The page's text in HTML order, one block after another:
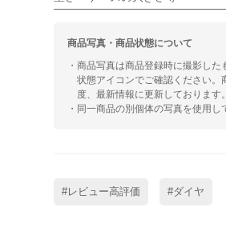
商品写真・商品状態について
・商品写真は商品登録時に撮影し
状態アイコンでご確認ください。
度、最新情報に更新しております。
・同一商品の別個体の写真を使用し
#レビュー高評価 #ダイヤ